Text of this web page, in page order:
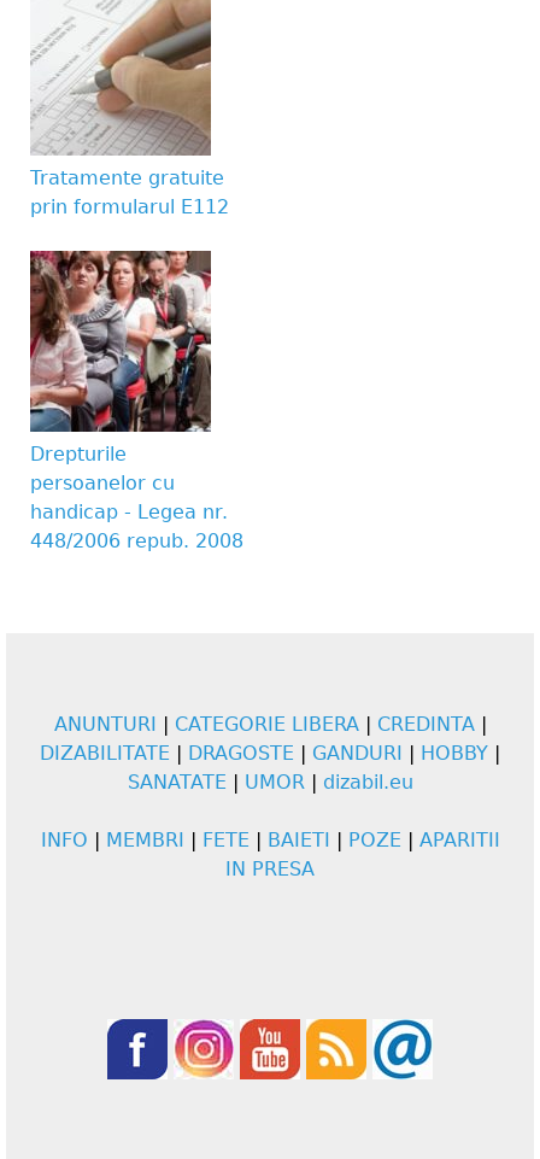
Tratamente gratuite
prin formularul E112
Drepturile
persoanelor cu
handicap - Legea nr.
448/2006 repub. 2008
ANUNTURI | CATEGORIE LIBERA| CREDINTA|
DIZABILITATE | DRAGOSTE | GANDURI | HOBBY |
SANATATE | UMOR | dizabil.eu
INFO | MEMBRI | FETE | BAIETI | POZE | APARITII
IN PRESA